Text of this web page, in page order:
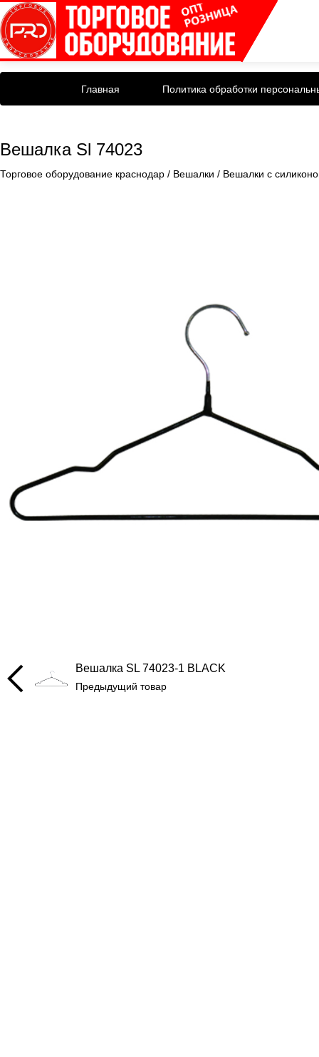
Главная Политика обработки
Вешалка Sl 74023
Торговое оборудование краснодар / Вешалки / Вешалки с
Вешалка SL 74023-1 BLACK
Предыдущий товар